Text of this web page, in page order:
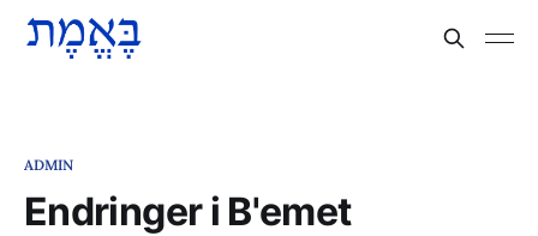
ADMIN
Endringer i B'emet